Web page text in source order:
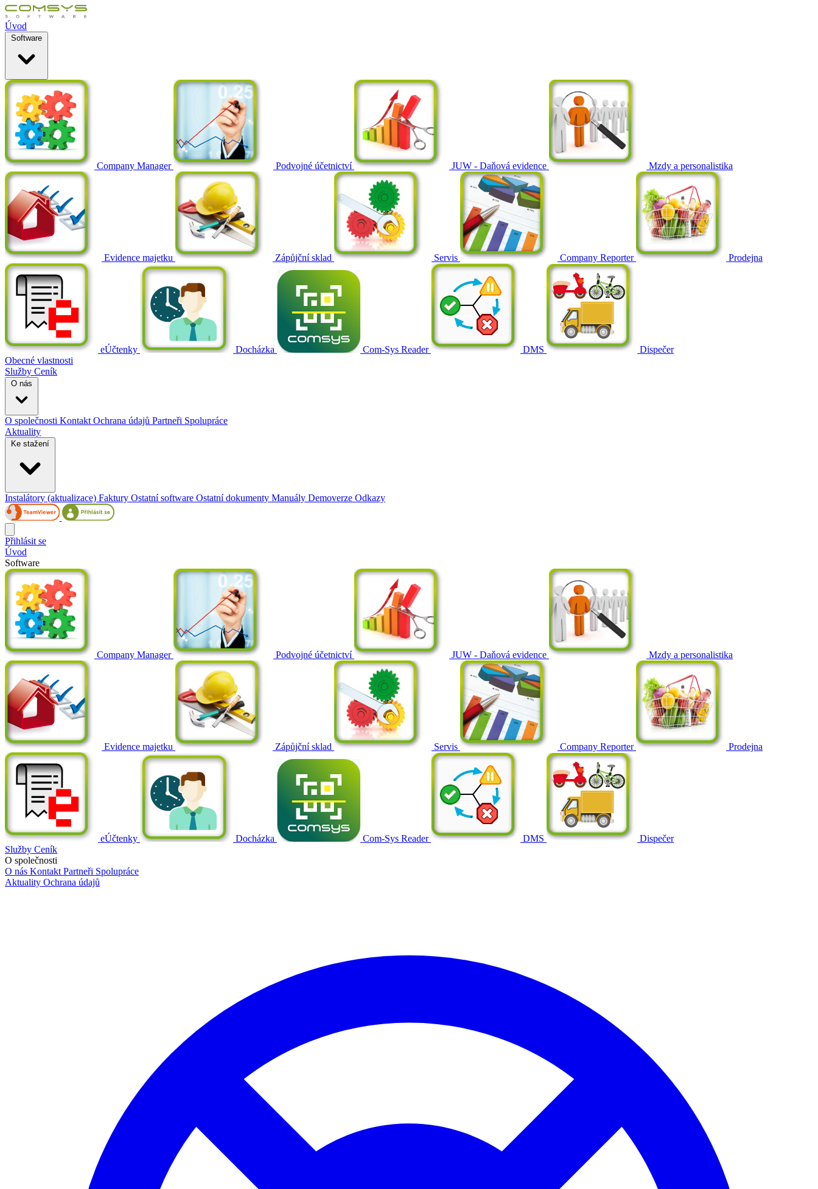
Úvod
Software
Company Manager Podvojné účetnictví JUW - Daňová evidence Mzdy a personalistika
Evidence majetku Zápůjční sklad Servis Company Reporter Prodejna
eÚčtenky Docházka Com-Sys Reader DMS
Dispečer
Obecné vlastnosti
Služby Ceník
O nás
O společnosti Kontakt Ochrana údajů Partneři Spolupráce
Aktuality
Ke stažení
Instalátory (aktualizace) Faktury Ostatní software Ostatní dokumenty Manuály Demoverze Odkazy
Přihlásit se
Úvod
Software
Company Manager Podvojné účetnictví JUW - Daňová evidence Mzdy a personalistika
Evidence majetku Zápůjční sklad Servis Company Reporter Prodejna
eÚčtenky Docházka Com-Sys Reader DMS
Dispečer
Služby Ceník
O společnosti
O nás Kontakt Partneři Spolupráce
Aktuality Ochrana údajů